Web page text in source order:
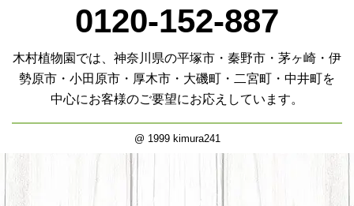
0120-152-887
木村植物園では、神奈川県の平塚市・秦野市・茅ヶ崎・伊
勢原市・小田原市・厚木市・大磯町・二宮町・中井町を
中心にお客様のご要望にお応えしています。
@ 1999 kimura241